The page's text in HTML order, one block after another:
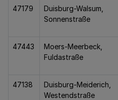
47179
Duisburg-Walsum,
Sonnenstraße
47443
Moers-Meerbeck,
Fuldastraße
47138
Duisburg-Meiderich,
Westendstraße